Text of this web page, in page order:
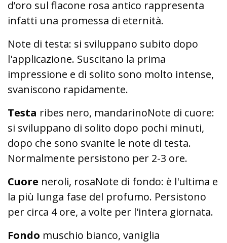
d’oro sul flacone rosa antico rappresenta
infatti una promessa di eternità.
Note di testa: si sviluppano subito dopo
l'applicazione. Suscitano la prima
impressione e di solito sono molto intense,
svaniscono rapidamente.
Testa ribes nero, mandarinoNote di cuore:
si sviluppano di solito dopo pochi minuti,
dopo che sono svanite le note di testa.
Normalmente persistono per 2-3 ore.
Cuore neroli, rosaNote di fondo: è l'ultima e
la più lunga fase del profumo. Persistono
per circa 4 ore, a volte per l'intera giornata.
Fondo muschio bianco, vaniglia